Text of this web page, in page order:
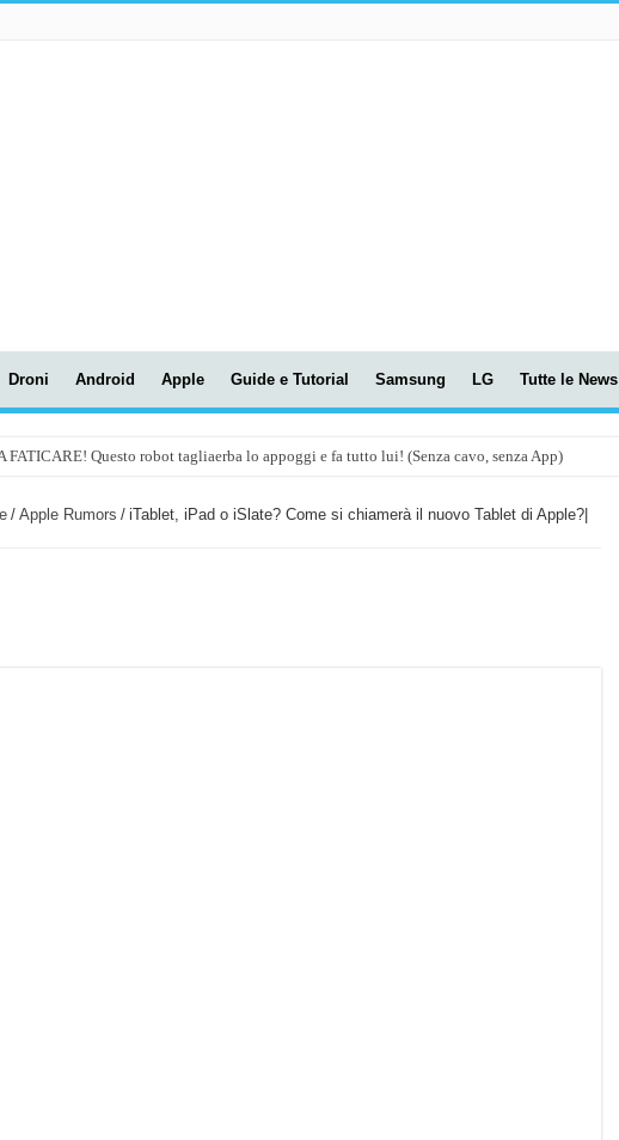
Droni Android Apple Guide e Tutorial Samsung LG Tutte le News
FATICARE! Questo robot tagliaerba lo appoggi e fa tutto lui! (Senza cavo, senza App)
B2-1: trascrizione e riassunti AI per le tue riunioni e lezioni universitarie
/ Apple Rumors / iTablet, iPad o iSlate? Come si chiamerà il nuovo Tablet di Apple?|